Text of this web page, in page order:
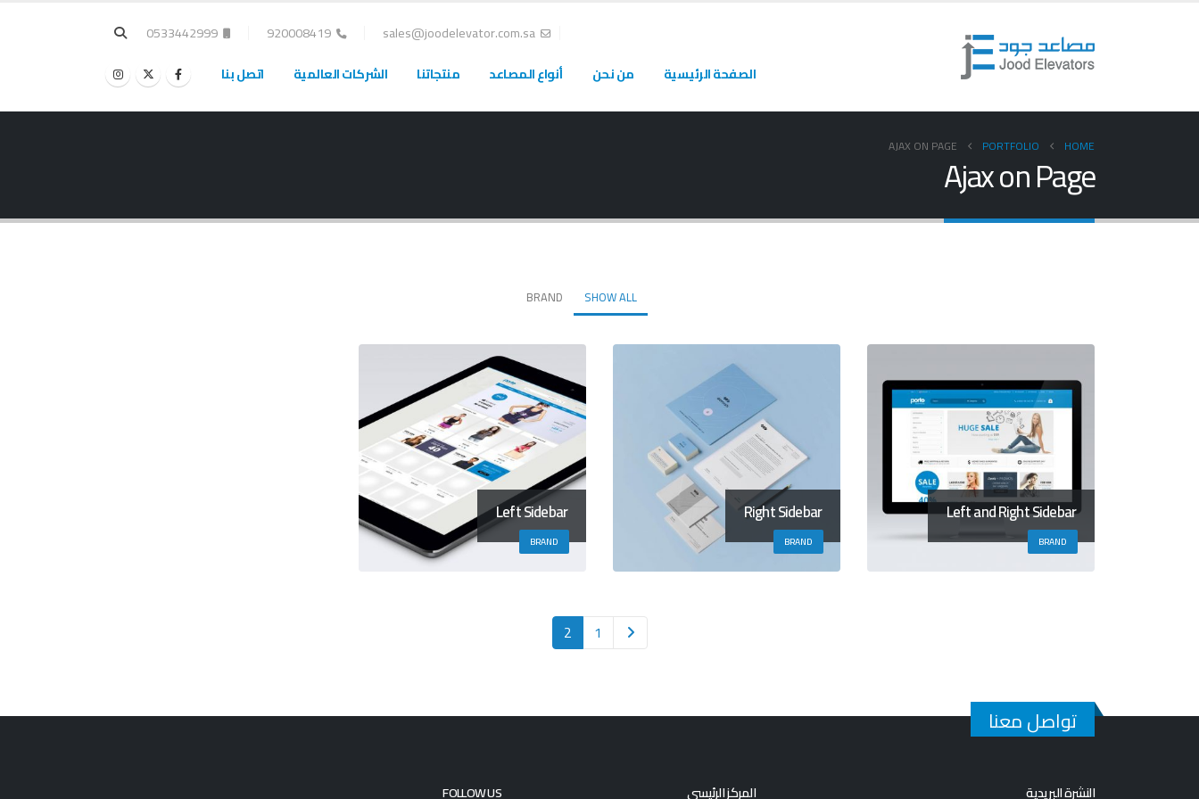
sales@joodelevator.com.sa
920008419
0533442999
الصفحة الرئيسية من نحن أنواع المصاعد منتجاتنا الشركات العالمية اتصل بنا
HOME
PORTFOLIO
AJAX ON PAGE
Ajax on Page
SHOW ALL
BRAND
Left and Right Sidebar
BRAND
Right Sidebar
BRAND
Left Sidebar
BRAND
1
2
تواصل معنا
النشرة البريدية المركز الرئيسي FOLLOW US